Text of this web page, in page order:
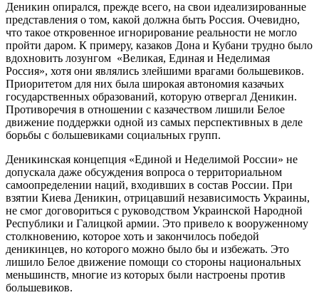
Деникин опирался, прежде всего, на свои идеализированные
представления о том, какой должна быть Россия. Очевидно,
что такое откровенное игнорирование реальности не могло
пройти даром. К примеру, казаков Дона и Кубани трудно было
вдохновить лозунгом «Великая, Единая и Неделимая
Россия», хотя они являлись злейшими врагами большевиков.
Приоритетом для них была широкая автономия казачьих
государственных образований, которую отвергал Деникин.
Противоречия в отношении с казачеством лишили Белое
движение поддержки одной из самых перспективных в деле
борьбы с большевиками социальных групп.
Деникинская концепция «Единой и Неделимой России» не
допускала даже обсуждения вопроса о территориальном
самоопределении наций, входивших в состав России. При
взятии Киева Деникин, отрицавший независимость Украины,
не смог договориться с руководством Украинской Народной
Республики и Галицкой армии. Это привело к вооруженному
столкновению, которое хоть и закончилось победой
деникинцев, но которого можно было бы и избежать. Это
лишило Белое движение помощи со стороны национальных
меньшинств, многие из которых были настроены против
большевиков.